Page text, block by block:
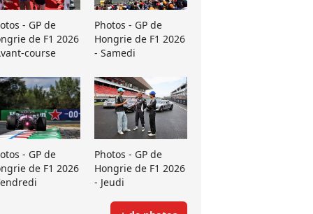
- GP de
de F1 2026
course
Photos - GP de
Hongrie de F1 2026
- Samedi
- GP de
de F1 2026
Photos - GP de
Hongrie de F1 2026
- Jeudi